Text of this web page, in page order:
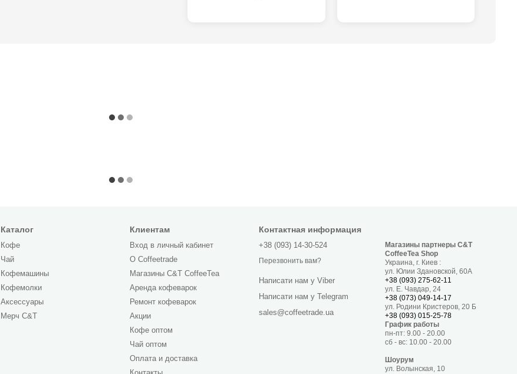
Каталог
Кофе
Чай
Кофемашины
Кофемолки
Аксессуары
Мерч C&T
Клиентам
Вход в личный кабинет
О Сoffeetrade
Магазины C&T CoffeeTea
Аренда кофеварок
Ремонт кофеварок
Акции
Кофе оптом
Чай оптом
Оплата и доставка
Контактная информация
+38 (093) 14-30-524
Перезвонить вам?
Написати нам у Viber
Написати нам у Telegram
sales@coffeetrade.ua
Магазины партнеры C&T
CoffeeTea Shop
Украина, г. Киев :
ул. Юлии Здановской, 60А
+38 (093) 275-62-11
ул. Е. Чавдар, 24
+38 (073) 049-14-17
ул. Родини Кристеров, 20 Б
+38 (093) 015-25-78
График работы
пн-пт: 9.00 - 20.00
сб - вс: 10.00 - 20.00
Шоурум
ул. Волынская, 10